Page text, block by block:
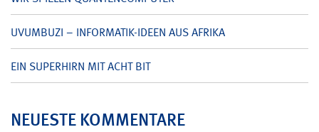
UVUMBUZI – INFORMATIK-IDEEN AUS AFRIKA
EIN SUPERHIRN MIT ACHT BIT
NEUESTE KOMMENTARE